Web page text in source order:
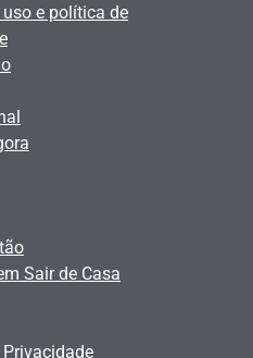
e política de
Sair de Casa